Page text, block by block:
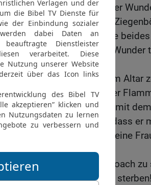
meinem Namen! Er ist voller
19 Da nahm Manoach das
Speiseopfer und verbrannte
Opfer für den HERRN, der
standen dabei.
20 Und als die Flamme vom Altar
der Engel des HERRN in der
und warfen sich zu Boden, mit
21 Manoach wusste jetzt, dass er
gesprochen hatte. Er und seine
wieder.
22 Erschrocken sagte Manoach zu
gesehen! Jetzt müssen wir